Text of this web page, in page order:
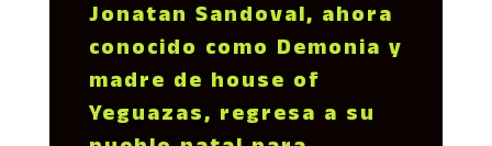
Jonatan Sandoval, ahora
conocido como Demonia y
madre de house of
Yeguazas, regresa a su